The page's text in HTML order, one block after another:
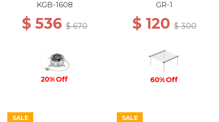
KGB-1608
$ 536 $ 670
20% Off
GR-1
$ 120$ 300
60% Off
SALE
SALE